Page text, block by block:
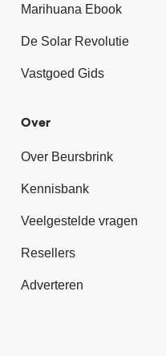
Marihuana Ebook
De Solar Revolutie
Vastgoed Gids
Over
Over Beursbrink
Kennisbank
Veelgestelde vragen
Resellers
Adverteren